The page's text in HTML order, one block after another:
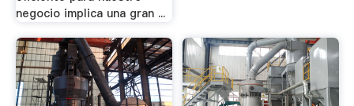
negocio implica una gran ...